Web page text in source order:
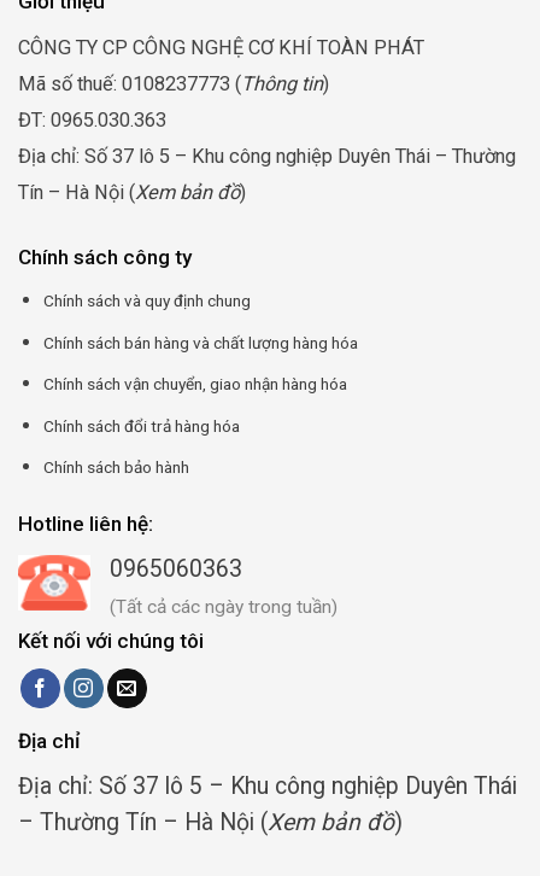
CÔNG TY CP CÔNG NGHỆ CƠ KHÍ TOÀN PHÁT
Mã số thuế: 0108237773 (Thông tin)
ĐT: 0965.030.363
Địa chỉ: Số 37 lô 5 – Khu công nghiệp Duyên Thái – Thường
Tín – Hà Nội (Xem bản đồ)
Chính sách công ty
Chính sách và quy định chung
Chính sách bán hàng và chất lượng hàng hóa
Chính sách vận chuyển, giao nhận hàng hóa
Chính sách đổi trả hàng hóa
Chính sách bảo hành
Hotline liên hệ:
0965060363
(Tất cả các ngày trong tuần)
Kết nối với chúng tôi
Địa chỉ
Địa chỉ: Số 37 lô 5 – Khu công nghiệp Duyên Thái
– Thường Tín – Hà Nội (Xem bản đồ)